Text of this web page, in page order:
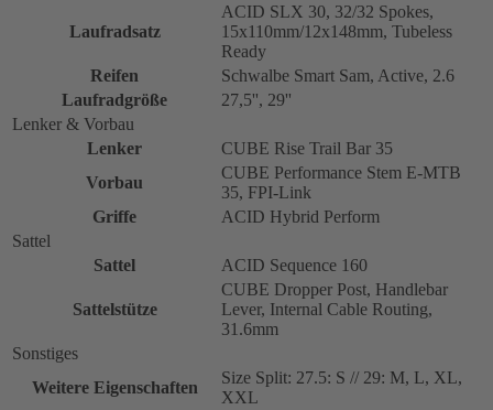
Laufradsatz
ACID SLX 30, 32/32 Spokes,
15x110mm/12x148mm, Tubeless
Ready
Reifen
Schwalbe Smart Sam, Active, 2.6
Laufradgröße
27,5'', 29''
Lenker & Vorbau
Lenker
CUBE Rise Trail Bar 35
Vorbau
CUBE Performance Stem E-MTB
35, FPI-Link
Griffe
ACID Hybrid Perform
Sattel
Sattel
ACID Sequence 160
Sattelstütze
CUBE Dropper Post, Handlebar
Lever, Internal Cable Routing,
31.6mm
Sonstiges
Weitere Eigenschaften
Size Split: 27.5: S // 29: M, L, XL,
XXL